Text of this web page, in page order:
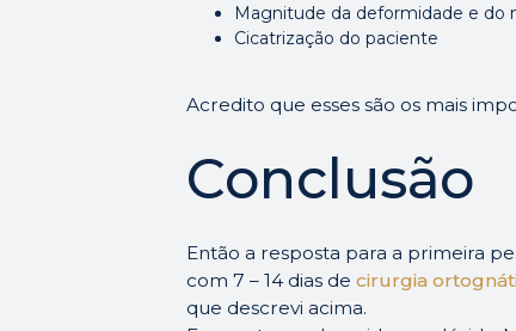
Magnitude da deformidade e do
Cicatrização do paciente
Acredito que esses são os mais
Conclusão
Então a resposta para a primeira
com 7 – 14 dias decirurgia
que descrevi acima.